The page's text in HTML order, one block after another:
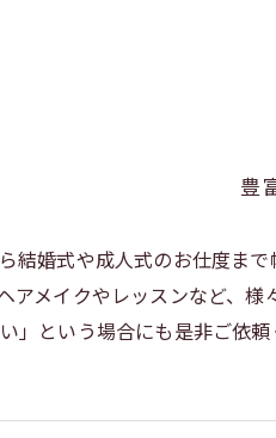
豊
結婚式や成人式のお仕度ま
アメイクやレッスンなど、
」という場合にも是非ご依頼